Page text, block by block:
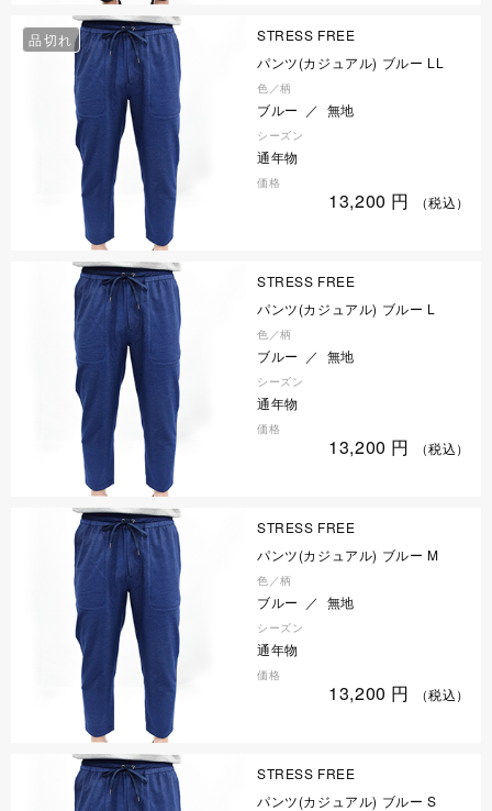
品切れ
STRESS FREE
パンツ(カジュアル) ブルー LL
色／柄
ブルー ／ 無地
シーズン
通年物
価格
13,200 円 （税込）
STRESS FREE
パンツ(カジュアル) ブルー L
色／柄
ブルー ／ 無地
シーズン
通年物
価格
13,200 円 （税込）
STRESS FREE
パンツ(カジュアル) ブルー M
色／柄
ブルー ／ 無地
シーズン
通年物
価格
13,200 円 （税込）
STRESS FREE
パンツ(カジュアル) ブルー S